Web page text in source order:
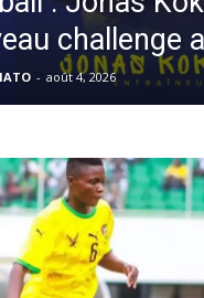
challenge
- août 4, 2026